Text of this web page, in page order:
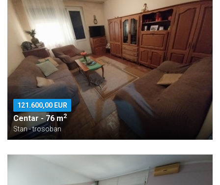
121.600,00 EUR
Centar - 76 m2
Stan - trosoban